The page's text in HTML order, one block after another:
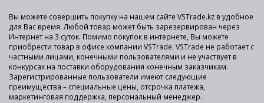
Вы можете совершить покупку на нашем сайте VSTrade.kz в удобное
для Вас время. Любой товар может быть зарезервирован через
Интернет на 3 суток. Помимо покупок в интернете, Вы можете
приобрести товар в офисе компании VSTrade. VSTrade не работает с
частными лицами, конечными пользователями и не участвует в
конкурсах на поставки оборудования конечным заказчикам.
Зарегистрированные пользователи имеют следующие
преимущества – специальные цены, отсрочка платежа,
маркетинговая поддержка, персональный менеджер.